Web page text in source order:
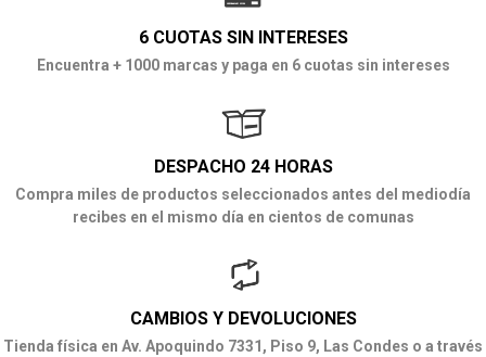
6 CUOTAS SIN INTERESES
Encuentra + 1000 marcas y paga en 6 cuotas sin intereses
DESPACHO 24 HORAS
Compra miles de productos seleccionados antes del mediodía
recibes en el mismo día en cientos de comunas
CAMBIOS Y DEVOLUCIONES
Tienda física en Av. Apoquindo 7331, Piso 9, Las Condes o a través